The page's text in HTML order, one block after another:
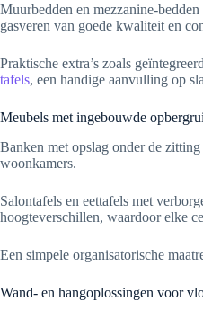
Muurbedden en mezzanine-
gasveren van goede kwaliteit en
Praktische extra’s zoals
tafels, een handige aanvulling op
Meubels met ingebouwde
Banken met opslag onder de
woonkamers.
Salontafels en eettafels met
hoogteverschillen, waardoor elke
Een simpele organisatorische
Wand- en hangoplossingen voor